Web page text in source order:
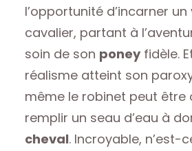
l’opportunité d’incarner
cavalier, partant à
soin de son poneyfidèle.
réalisme atteint son
même le robinet peut être
remplir un seau d’eau à
cheval. Incroyable, n’est-